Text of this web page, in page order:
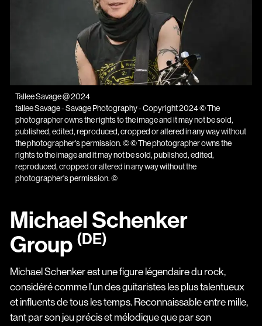
Tallee Savage @ 2024
tallee Savage - Savage Photography - Copyright 2024 © The
photographer owns the rights to the image and it may not be sold,
published, edited, reproduced, cropped or altered in any way without
the photographer's permission. © © The photographer owns the
rights to the image and it may not be sold, published, edited,
reproduced, cropped or altered in any way without the
photographer's permission. ©
Michael Schenker
Group (DE)
Michael Schenker est une figure légendaire du rock,
considéré comme l’un des guitaristes les plus talentueux
et influents de tous les temps. Reconnaissable entre mille,
tant par son jeu précis et mélodique que par son
Partenaires
Location / Privatisation